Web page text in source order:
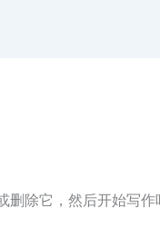
除它，然后开始写作